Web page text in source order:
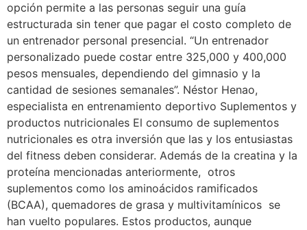
opción permite a las personas seguir una guía
estructurada sin tener que pagar el costo completo de
un entrenador personal presencial. “Un entrenador
personalizado puede costar entre 325,000 y 400,000
pesos mensuales, dependiendo del gimnasio y la
cantidad de sesiones semanales”. Néstor Henao,
especialista en entrenamiento deportivo Suplementos y
productos nutricionales El consumo de suplementos
nutricionales es otra inversión que las y los entusiastas
del fitness deben considerar. Además de la creatina y la
proteína mencionadas anteriormente, otros
suplementos como los aminoácidos ramificados
(BCAA), quemadores de grasa y multivitamínicos se
han vuelto populares. Estos productos, aunque